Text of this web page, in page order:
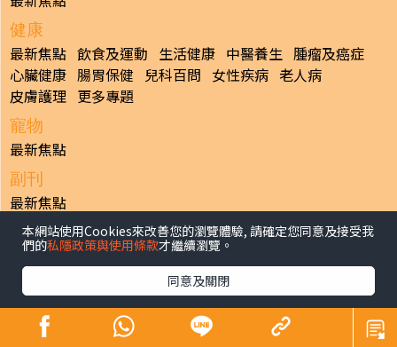
健康
最新焦點 飲食及運動 生活健康 中醫養生 腫瘤及癌症
心臟健康 腸胃保健 兒科百問 女性疾病 老人病
皮膚護理 更多專題
寵物
最新焦點
副刊
最新焦點
日報
揭頁版 港聞 財經/地產 中國/國際
生活副刊
體育 專題/人物
香港經濟日報版權所有©2026
本網站使用Cookies來改善您的瀏覽體驗, 請確定您同意及接受我
們的私隱政策與使用條款才繼續瀏覽。
同意及關閉